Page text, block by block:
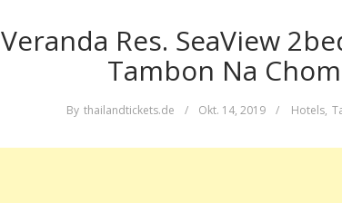
Veranda Res. SeaView
Tambon Na
By thailandtickets.de / Okt. 14, 2019 / Hotels,